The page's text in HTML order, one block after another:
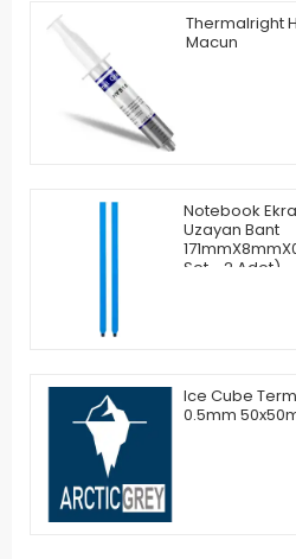
Thermalright
Macun
Notebook
Uzayan Bant
Set - 2 Adet)
Ice Cube
0.5mm